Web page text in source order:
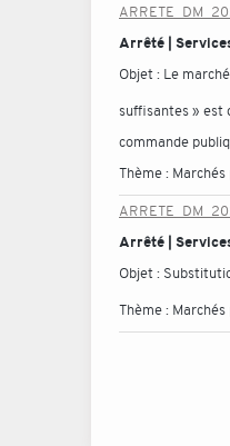
Arrêté |
Objet : Le
suffisantes » est
commande
Thème : Marchés
Arrêté |
Objet :
Thème : Marchés